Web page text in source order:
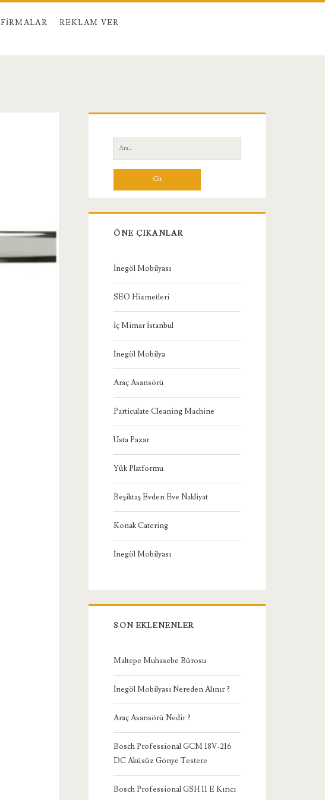
FIRMALAR REKLAM VER
Yan
Menü
Ara:
ÖNE ÇIKANLAR
İnegöl Mobilyası
SEO Hizmetleri
İç Mimar İstanbul
İnegöl Mobilya
Araç Asansörü
Particulate Cleaning Machine
Usta Pazar
Yük Platformu
Beşiktaş Evden Eve Nakliyat
Konak Catering
İnegöl Mobilyası
SON EKLENENLER
Maltepe Muhasebe Bürosu
İnegöl Mobilyası Nereden Alınır ?
Araç Asansörü Nedir ?
Bosch Professional GCM 18V-216
DC Aküsüz Gönye Testere
Bosch Professional GSH 11 E Kırıcı